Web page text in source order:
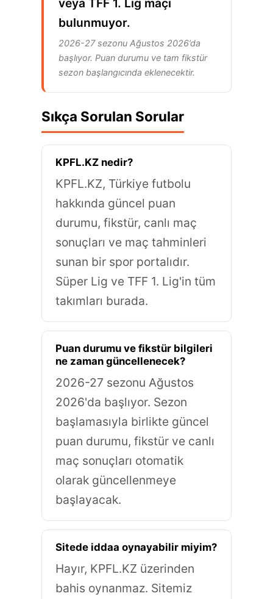
bulunmuyor.
2026-27 sezonu Ağustos 2026’da
başlıyor. Puan durumu ve tam fikstür
sezon başlangıcında eklenecektir.
Sıkça Sorulan Sorular
KPFL.KZ nedir?
KPFL.KZ, Türkiye futbolu
hakkında güncel puan
durumu, fikstür, canlı maç
sonuçları ve maç tahminleri
sunan bir spor portalıdır.
Süper Lig ve TFF 1. Lig'in tüm
takımları burada.
Puan durumu ve fikstür bilgileri
ne zaman güncellenecek?
2026-27 sezonu Ağustos
2026'da başlıyor. Sezon
başlamasıyla birlikte güncel
puan durumu, fikstür ve canlı
maç sonuçları otomatik
olarak güncellenmeye
başlayacak.
Sitede iddaa oynayabilir miyim?
Hayır, KPFL.KZ üzerinden
bahis oynanmaz. Sitemiz